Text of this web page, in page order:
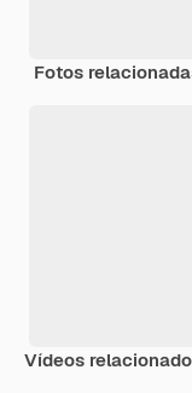
Fotos
Vídeos